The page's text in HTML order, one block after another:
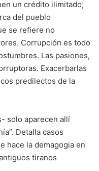
un crédito ilimitado;
del pueblo
se refiere no
Corrupción es todo
Las pasiones,
Exacerbarlas
predilectos de la
solo aparecen allí
Detalla casos
hace la demagogia en
tiranos